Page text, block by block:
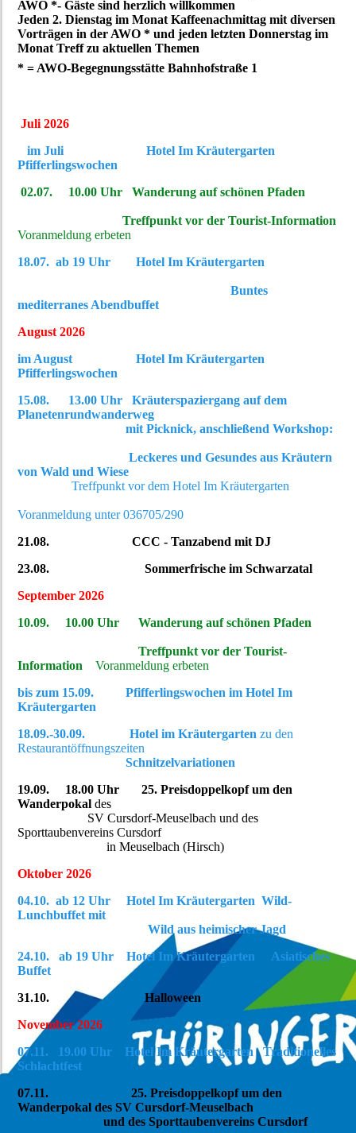
AWO *- Gäste sind herzlich willkommen
Jeden 2. Dienstag im Monat Kaffeenachmittag mit diversen
Vorträgen in der AWO * und jeden letzten Donnerstag im
Monat Treff zu aktuellen Themen
* = AWO-Begegnungsstätte Bahnhofstraße 1
Juli 2026
im Juli Hotel Im Kräutergarten
Pfifferlingswochen
02.07. 10.00 Uhr Wanderung auf schönen Pfaden
Treffpunkt vor der Tourist-Information
Voranmeldung erbeten
18.07. ab 19 Uhr Hotel Im Kräutergarten
Buntes
mediterranes Abendbuffet
August 2026
im August Hotel Im Kräutergarten
Pfifferlingswochen
15.08. 13.00 Uhr Kräuterspaziergang auf dem
Planetenrundwanderweg
mit Picknick, anschließend Workshop:
Leckeres und Gesundes aus Kräutern
von Wald und Wiese
Treffpunkt vor dem Hotel Im Kräutergarten
Voranmeldung unter 036705/290
21.08.
CCC - Tanzabend mit DJ
23.08. Sommerfrische im Schwarzatal
September 2026
10.09. 10.00 Uhr Wanderung auf schönen Pfaden
Treffpunkt vor der Tourist-
InformationVoranmeldung erbeten
bis zum 15.09. Pfifferlingswochen im Hotel Im
Kräutergarten
18.09.-30.09. Hotel im Kräutergartenzu den
Restaurantöffnungszeiten
Schnitzelvariationen
19.09. 18.00 Uhr 25. Preisdoppelkopf um den
Wanderpokaldes
SV Cursdorf-Meuselbach und des
Sporttaubenvereins Cursdorf
in Meuselbach (Hirsch)
Oktober 2026
04.10. ab 12 Uhr Hotel Im Kräutergarten Wild-
Lunchbuffet mit
Wild aus heimischer Jagd
24.10. ab 19 Uhr Hotel Im Kräutergarten Asiatisches
Buffet
31.10. Halloween
November 2026
07.11. 19.00 Uhr Hotel Im Kräutergarten Traditionelles
Schlachtfest
07.11. 25. Preisdoppelkopf um den
Wanderpokal des SV Cursdorf-Meuselbach
und des Sporttaubenvereins Cursdorf